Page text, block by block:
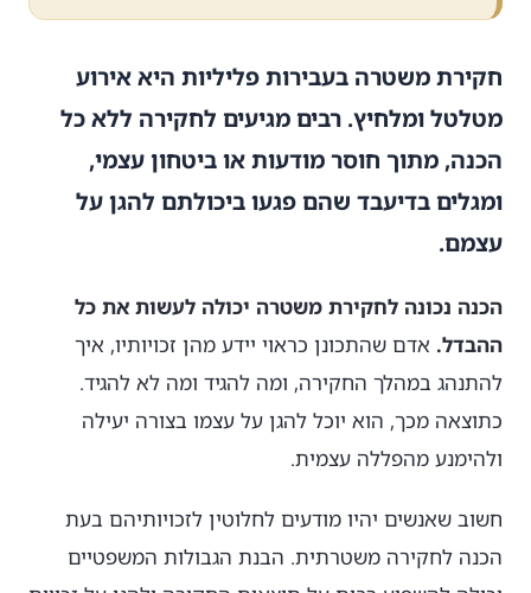
חקירת משטרה בעבירות פליליות היא אירוע
מטלטל ומלחיץ. רבים מגיעים לחקירה ללא כל
הכנה, מתוך חוסר מודעות או ביטחון עצמי,
ומגלים בדיעבד שהם פגעו ביכולתם להגן על
עצמם.
הכנה נכונה לחקירת משטרה יכולה לעשות את כל
ההבדל. אדם שהתכונן כראוי יידע מהן זכויותיו, איך
להתנהג במהלך החקירה, ומה להגיד ומה לא להגיד.
כתוצאה מכך, הוא יוכל להגן על עצמו בצורה יעילה
ולהימנע מהפללה עצמית.
חשוב שאנשים יהיו מודעים לחלוטין לזכויותיהם בעת
הכנה לחקירה משטרתית. הבנת הגבולות המשפטיים